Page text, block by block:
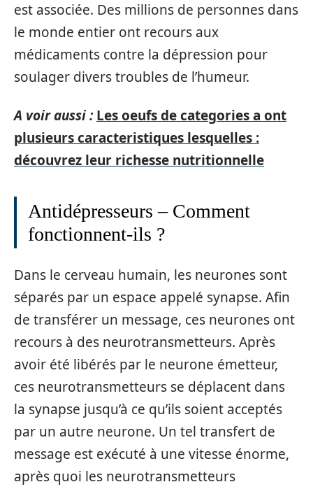
est associée. Des millions de personnes dans
le monde entier ont recours aux
médicaments contre la dépression pour
soulager divers troubles de l’humeur.
A voir aussi : Les oeufs de categories a ont
plusieurs caracteristiques lesquelles :
découvrez leur richesse nutritionnelle
Antidépresseurs – Comment
fonctionnent-ils ?
Dans le cerveau humain, les neurones sont
séparés par un espace appelé synapse. Afin
de transférer un message, ces neurones ont
recours à des neurotransmetteurs. Après
avoir été libérés par le neurone émetteur,
ces neurotransmetteurs se déplacent dans
la synapse jusqu’à ce qu’ils soient acceptés
par un autre neurone. Un tel transfert de
message est exécuté à une vitesse énorme,
après quoi les neurotransmetteurs